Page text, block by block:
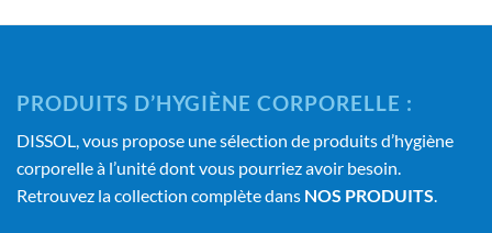
PRODUITS D’HYGIÈNE CORPORELLE :
DISSOL, vous propose une sélection de produits d’hygiène
corporelle à l’unité dont vous pourriez avoir besoin.
Retrouvez la collection complète dans NOS PRODUITS